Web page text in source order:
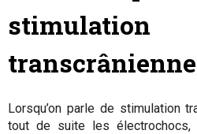
stimulation
Lorsqu’on parle de stimulation
tout de suite les électrochocs,